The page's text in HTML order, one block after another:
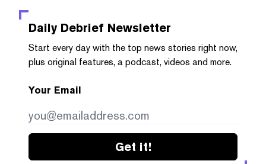
Daily Debrief Newsletter
Start every day with the top news stories right now,
plus original features, a podcast, videos and more.
Your Email
Get it!